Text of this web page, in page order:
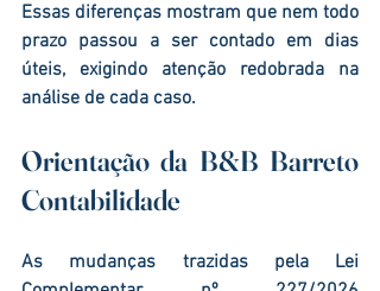
Essas diferenças mostram que nem todo
prazo passou a ser contado em dias
úteis, exigindo atenção redobrada na
análise de cada caso.
Orientação da B&B Barreto
Contabilidade
As mudanças trazidas pela Lei